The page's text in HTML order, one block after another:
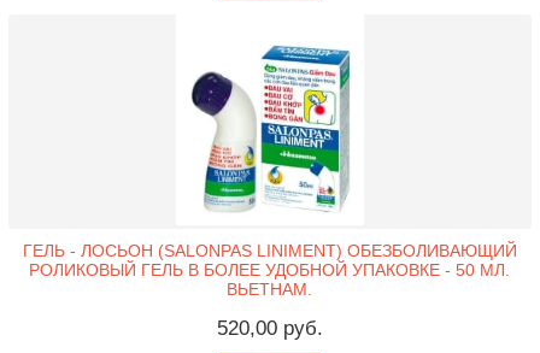
ГЕЛЬ - ЛОСЬОН (SALONPAS LINIMENT) ОБЕЗБОЛИВАЮЩИЙ
РОЛИКОВЫЙ ГЕЛЬ В БОЛЕЕ УДОБНОЙ УПАКОВКЕ - 50 МЛ.
ВЬЕТНАМ.
520,00 руб.